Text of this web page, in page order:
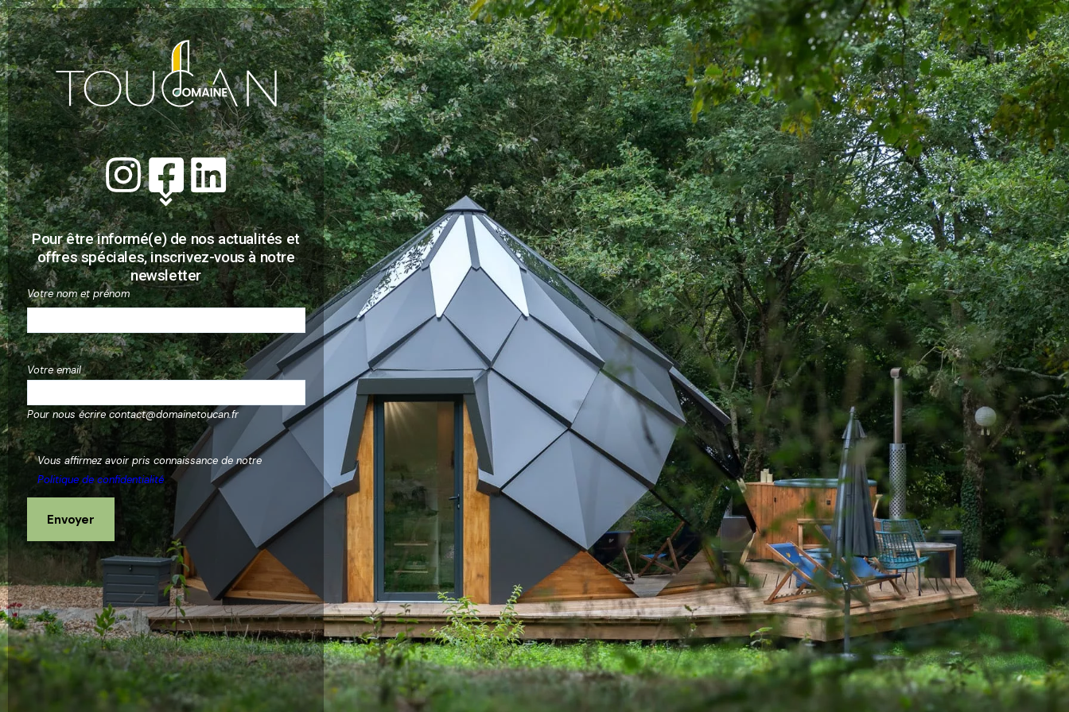
Pour être informé(e) de nos actualités et
offres spéciales, inscrivez-vous à notre
newsletter
Votre nom et prénom
Votre email
Pour nous écrire contact@domainetoucan.fr
Vous affirmez avoir pris connaissance de notre
Politique de confidentialité